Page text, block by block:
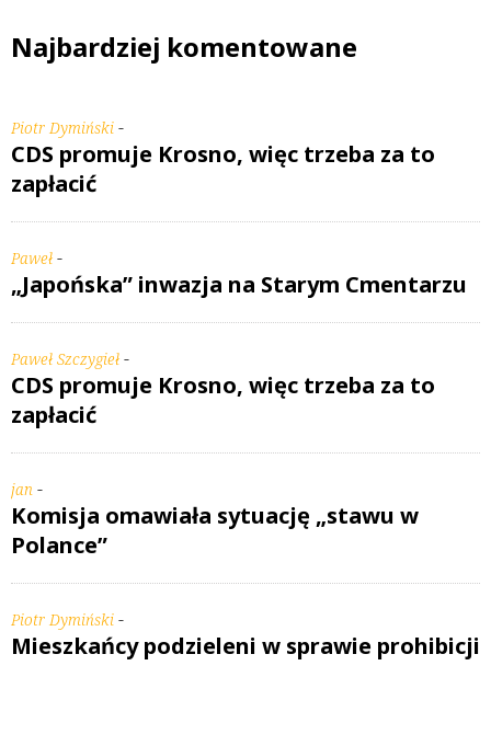
Najbardziej komentowane
Piotr Dymiński -
CDS promuje Krosno, więc trzeba za to
zapłacić
Paweł -
„Japońska” inwazja na Starym Cmentarzu
Paweł Szczygieł -
CDS promuje Krosno, więc trzeba za to
zapłacić
jan -
Komisja omawiała sytuację „stawu w
Polance”
Piotr Dymiński -
Mieszkańcy podzieleni w sprawie prohibicji